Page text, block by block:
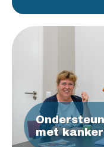
met kanker